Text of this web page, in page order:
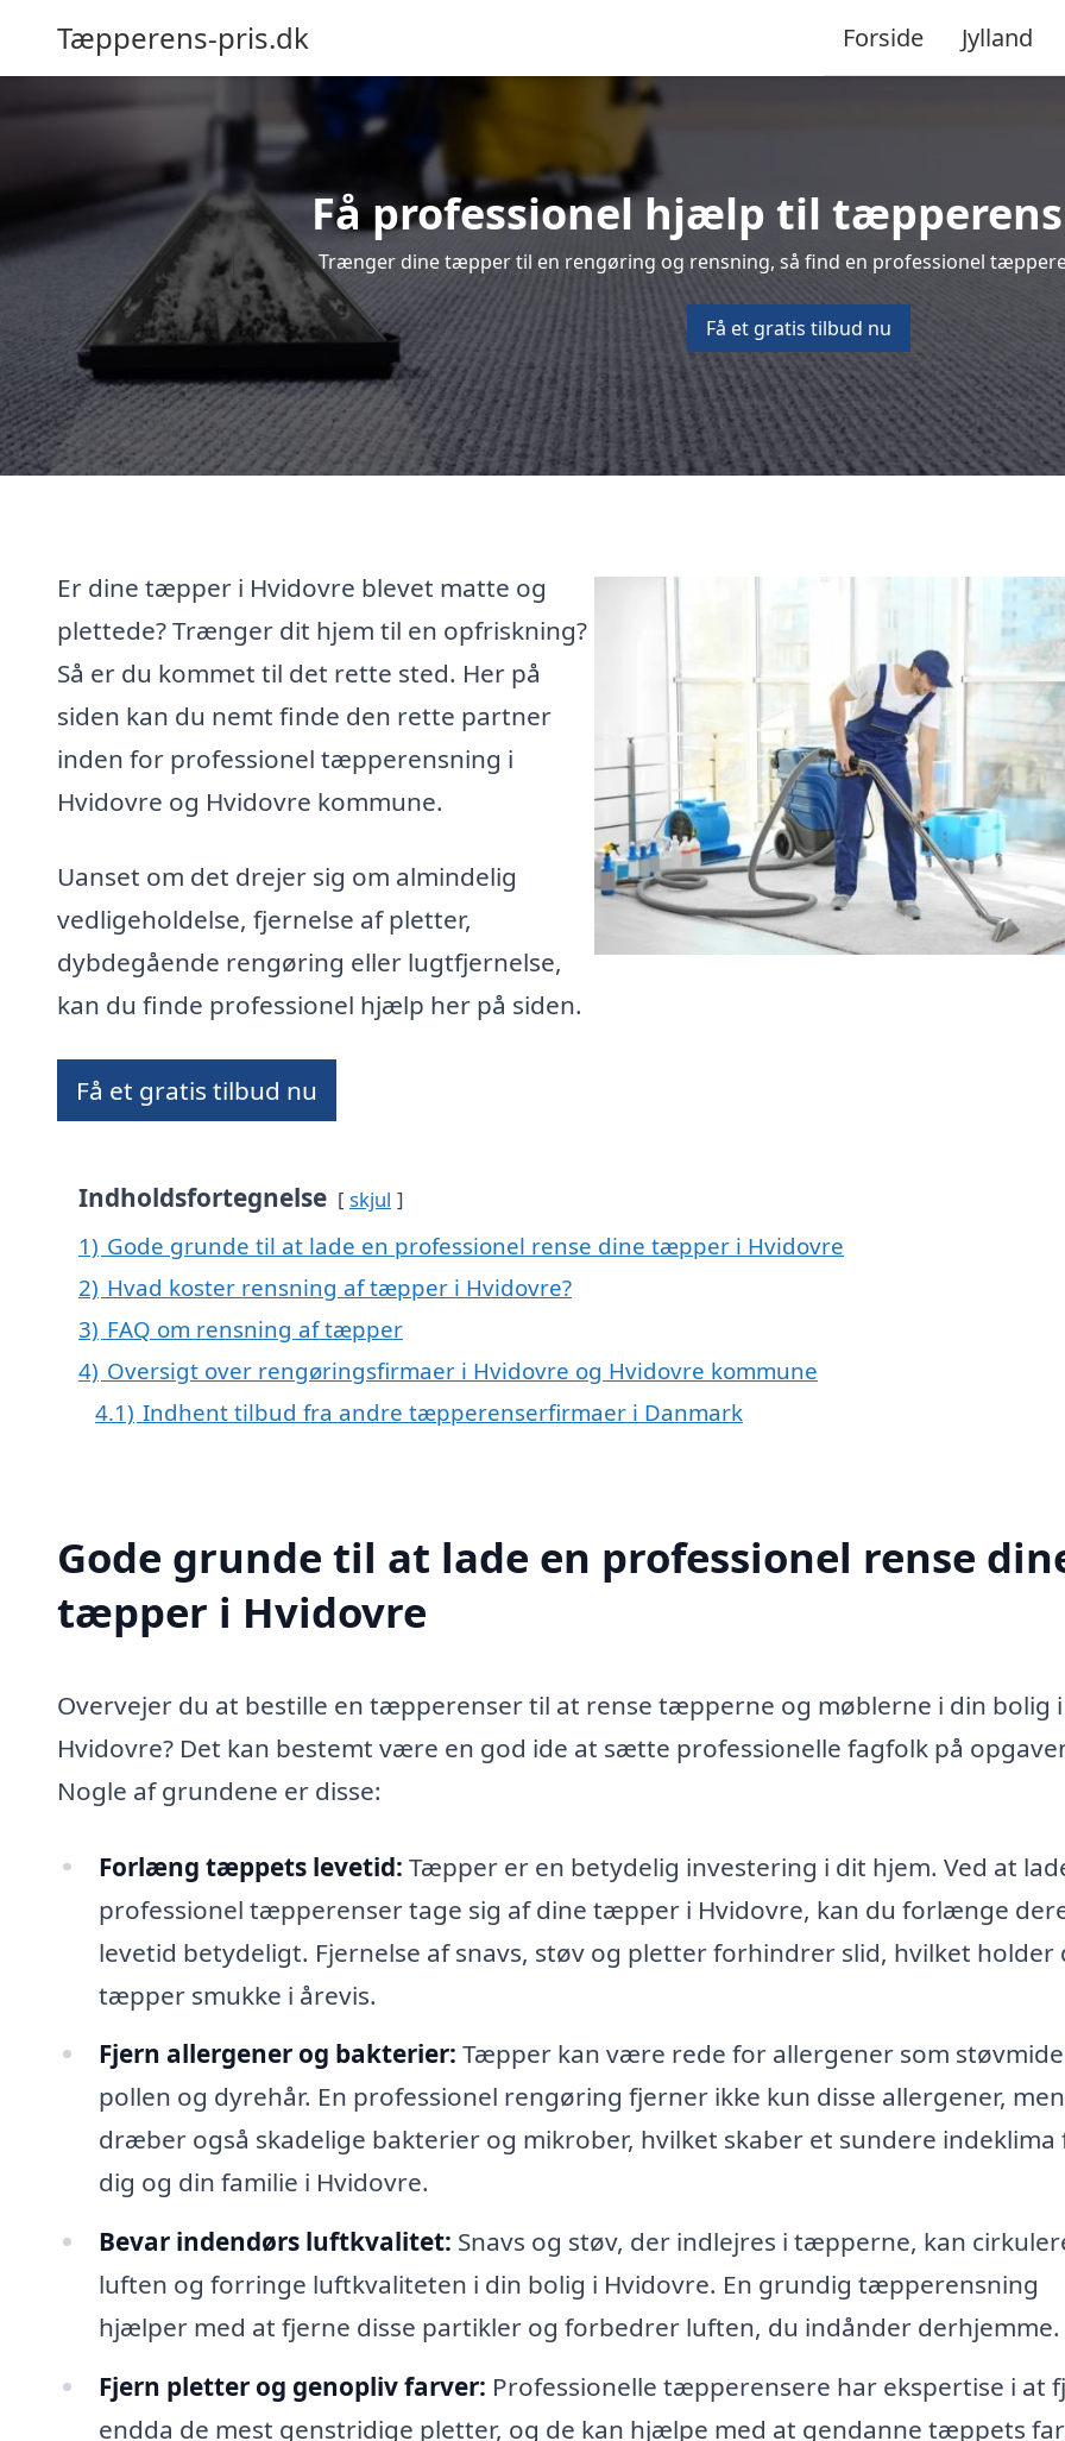
Tæpperens-pris.dk Forside Jylland
Få professionel hjælp til
Trænger dine tæpper til en rengøring og rensning, så find en professionel
Få et gratis tilbud nu
Er dine tæpper i Hvidovre blevet matte og
plettede? Trænger dit hjem til en opfriskning?
Så er du kommet til det rette sted. Her på
siden kan du nemt finde den rette partner
inden for professionel tæpperensning i
Hvidovre og Hvidovre kommune.
Uanset om det drejer sig om almindelig
vedligeholdelse, fjernelse af pletter,
dybdegående rengøring eller lugtfjernelse,
kan du finde professionel hjælp her på siden.
Få et gratis tilbud nu
Indholdsfortegnelse skjul
1) Gode grunde til at lade en professionel rense dine tæpper i Hvidovre
2) Hvad koster rensning af tæpper i Hvidovre?
3) FAQ om rensning af tæpper
4) Oversigt over rengøringsfirmaer i Hvidovre og Hvidovre kommune
4.1) Indhent tilbud fra andre tæpperenserfirmaer i Danmark
Gode grunde til at lade en professionel rense
tæpper i Hvidovre
Overvejer du at bestille en tæpperenser til at rense tæpperne og møblerne i din bolig i
Hvidovre? Det kan bestemt være en god ide at sætte professionelle fagfolk på
Nogle af grundene er disse:
Forlæng tæppets levetid: Tæpper er en betydelig investering i dit hjem. Ved at
professionel tæpperenser tage sig af dine tæpper i Hvidovre, kan du forlænge
levetid betydeligt. Fjernelse af snavs, støv og pletter forhindrer slid, hvilket holder
tæpper smukke i årevis.
Fjern allergener og bakterier: Tæpper kan være rede for allergener som
pollen og dyrehår. En professionel rengøring fjerner ikke kun disse allergener, men
dræber også skadelige bakterier og mikrober, hvilket skaber et sundere indeklima
dig og din familie i Hvidovre.
Bevar indendørs luftkvalitet: Snavs og støv, der indlejres i tæpperne, kan
luften og forringe luftkvaliteten i din bolig i Hvidovre. En grundig tæpperensning
hjælper med at fjerne disse partikler og forbedrer luften, du indånder derhjemme.
Fjern pletter og genopliv farver: Professionelle tæpperensere har ekspertise i at
endda de mest genstridige pletter, og de kan hjælpe med at gendanne tæppets